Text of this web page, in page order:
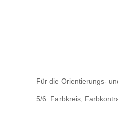
Für die Orientierungs-
5/6: Farbkreis,